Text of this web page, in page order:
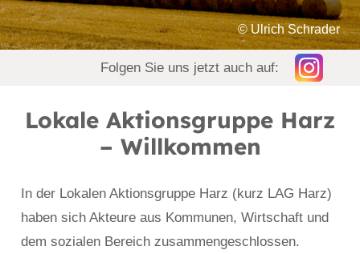
© Ulrich Schrader
Folgen Sie uns jetzt auch auf:
Lokale Aktionsgruppe Harz
– Willkommen
In der Lokalen Aktionsgruppe Harz (kurz LAG Harz)
haben sich Akteure aus Kommunen, Wirtschaft und
dem sozialen Bereich zusammengeschlossen.